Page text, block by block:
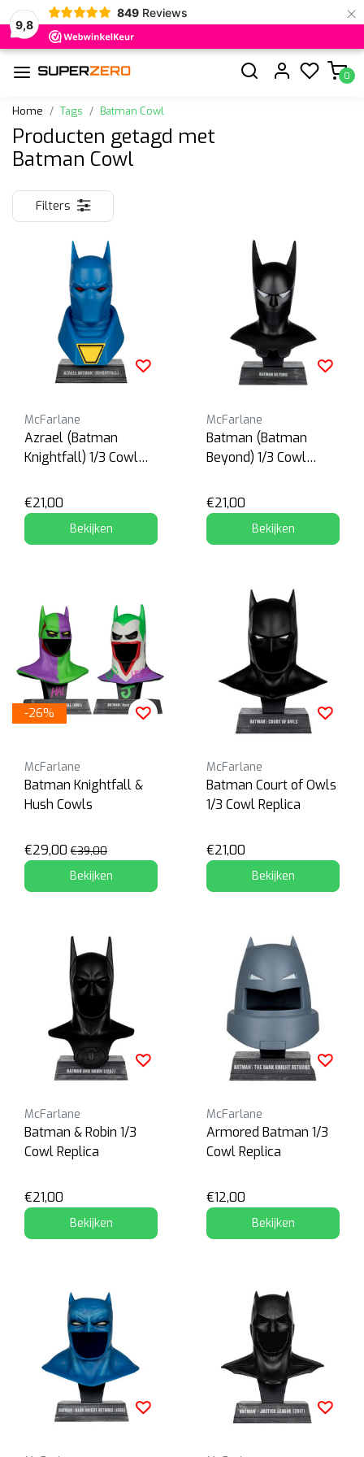
9,8
849 Reviews ×
0
Home Tags Batman Cowl
Producten getagd met
Batman Cowl
Filters
McFarlane
Azrael (Batman
Knightfall) 1/3 Cowl
€21,00
Bekijken
McFarlane
Batman (Batman
Beyond) 1/3 Cowl
€21,00
Bekijken
-26%
McFarlane
Batman Knightfall &
Hush Cowls
€29,00 €39,00
Bekijken
McFarlane
Batman Court of Owls
1/3 Cowl Replica
€21,00
Bekijken
McFarlane
Batman & Robin 1/3
Cowl Replica
€21,00
Bekijken
McFarlane
Armored Batman 1/3
Cowl Replica
€12,00
Bekijken